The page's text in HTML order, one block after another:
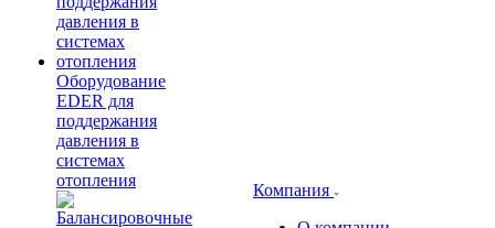
Оборудование
EDER для
поддержания
давления в
системах
отопления
Компания